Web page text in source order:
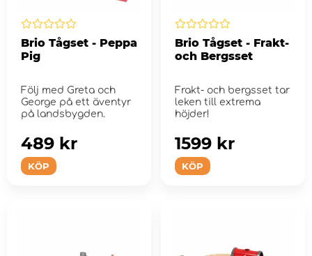
Brio Tågset - Peppa
Pig
Följ med Greta och
George på ett äventyr
på landsbygden.
KÖP
489 kr
Brio Tågset - Frakt-
och Bergsset
Frakt- och bergsset tar
leken till extrema
höjder!
KÖP
1599 kr